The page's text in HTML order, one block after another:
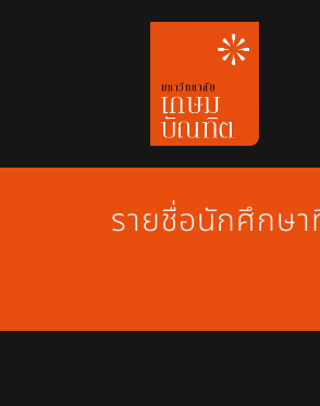
รายชื่อนักศึกษ